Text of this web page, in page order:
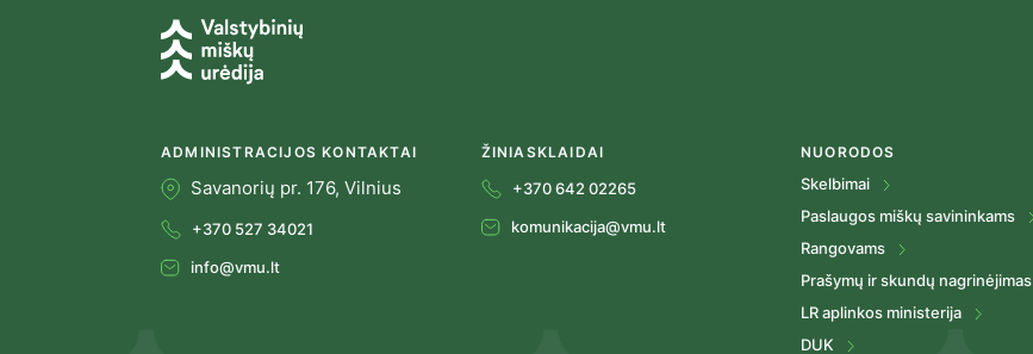
ADMINISTRACIJOS KONTAKTAI
Savanorių pr. 176, Vilnius
+370 527 34021
info@vmu.lt
ŽINIASKLAIDAI
+370 642 02265
komunikacija@vmu.lt
NUORODOS
Skelbimai
Paslaugos miškų savininkams
Rangovams
Prašymų ir skundų nagrinėjimas
LR aplinkos ministerija
DUK